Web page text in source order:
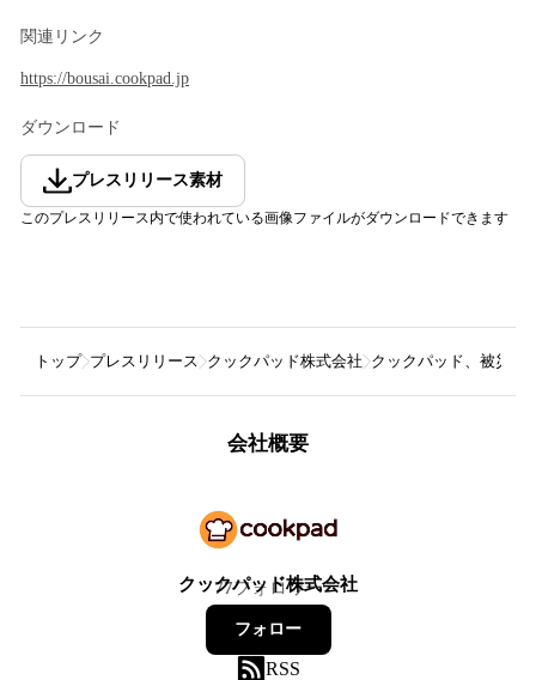
関連リンク
https://bousai.cookpad.jp
ダウンロード
プレスリリース素材
このプレスリリース内で使われている画像ファイルがダウンロードできます
トップ プレスリリース クックパッド株式会社 クックパッド、被災経
会社概要
クックパッド株式会社
77フォロワー
フォロー
RSS